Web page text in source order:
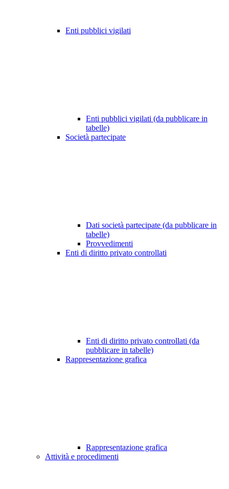
Enti pubblici vigilati
Enti pubblici vigilati (da pubblicare in
tabelle)
Società partecipate
Dati società partecipate (da pubblicare in
tabelle)
Provvedimenti
Enti di diritto privato controllati
Enti di diritto privato controllati (da
pubblicare in tabelle)
Rappresentazione grafica
Rappresentazione grafica
Attività e procedimenti